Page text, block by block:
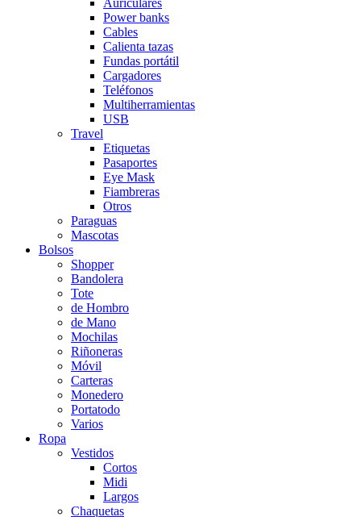
Power banks
Cables
Calienta tazas
Fundas portátil
Cargadores
Teléfonos
Multiherramientas
USB
Travel
Etiquetas
Pasaportes
Eye Mask
Fiambreras
Otros
Paraguas
Mascotas
Bolsos
Shopper
Bandolera
Tote
de Hombro
de Mano
Mochilas
Riñoneras
Móvil
Carteras
Monedero
Portatodo
Varios
Ropa
Vestidos
Cortos
Midi
Largos
Chaquetas